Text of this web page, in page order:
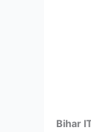
Bihar